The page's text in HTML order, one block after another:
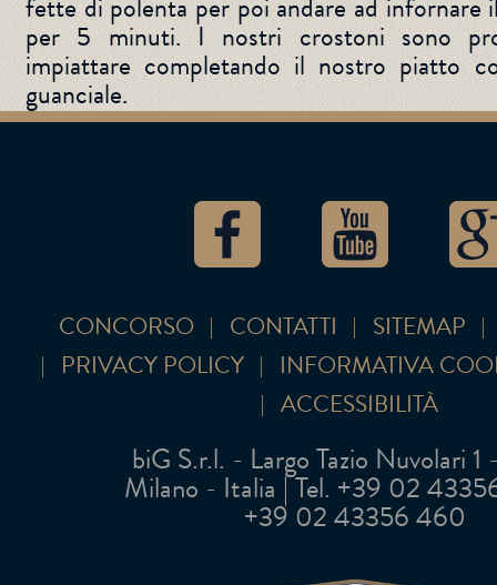
fette di polenta per poi andare ad infornare
per 5 minuti. I nostri crostoni sono
impiattare completando il nostro piatto
guanciale.
CONCORSO CONTATTI
SITEMAP
PRIVACY POLICY
INFORMATIVA
ACCESSIBILITÀ
biG S.r.l. - Largo Tazio Nuvolari
Milano - Italia | Tel. +39 02 43356
+39 02 43356 460